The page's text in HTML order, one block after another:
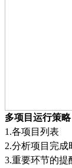
多项目运行策略
1.各项目列表
2.分析项目完成
3.重要环节的提